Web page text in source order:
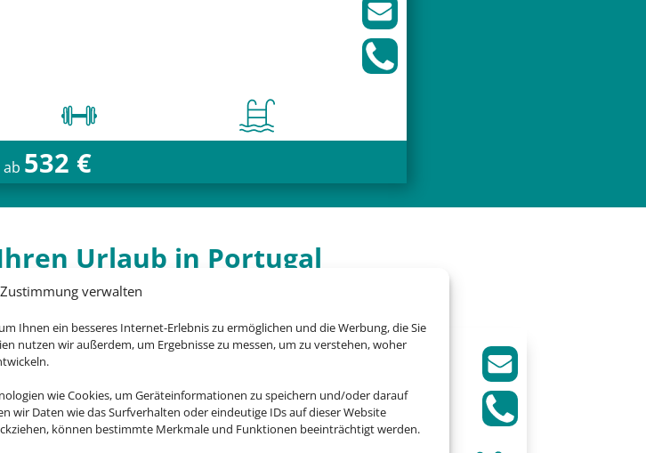
verwalten
Ihnen ein besseres Internet-Erlebnis zu ermöglichen und die Werbung, die Sie
nutzen wir außerdem, um Ergebnisse zu messen, um zu verstehen, woher
wie Cookies, um Geräteinformationen zu speichern und/oder darauf
wir Daten wie das Surfverhalten oder eindeutige IDs auf dieser Website
können bestimmte Merkmale und Funktionen beeinträchtigt werden.
ab 532 €
Urlaub in Portugal
Poetas
Calheta, Madeira